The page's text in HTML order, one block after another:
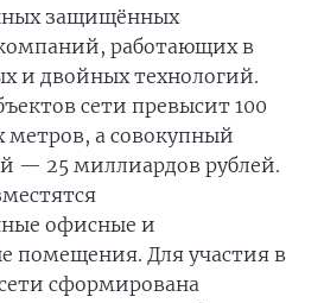
защищённых
работающих в
и двойных технологий.
сети превысит 100
метров, а совокупный
— 25 миллиардов рублей.
офисные и
помещения. Для участия в
сформирована